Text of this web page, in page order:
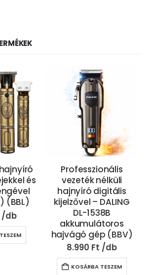
és
(BBL)
Professzionális
vezeték nélküli
hajnyíró digitális
kijelzővel – DALING
DL-1538B
akkumulátoros
hajvágó gép (BBV)
8.990 Ft
KOSÁRBA TESZEM